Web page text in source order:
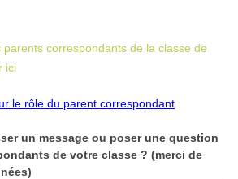
parents correspondants de la classe de
ici
le rôle du parent correspondant
un message ou poser une question
de votre classe ? (merci de